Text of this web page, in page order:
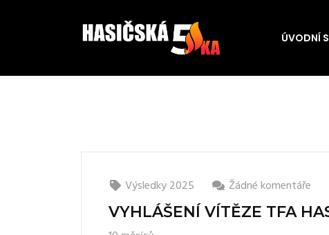
ÚVODNÍ
Výsledky 2025 Žádné komentáře
VYHLÁŠENÍ VÍTĚZE TFA